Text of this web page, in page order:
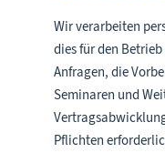
Wir verarbeiten
dies für den
Anfragen, die
Seminaren und
Pflichten